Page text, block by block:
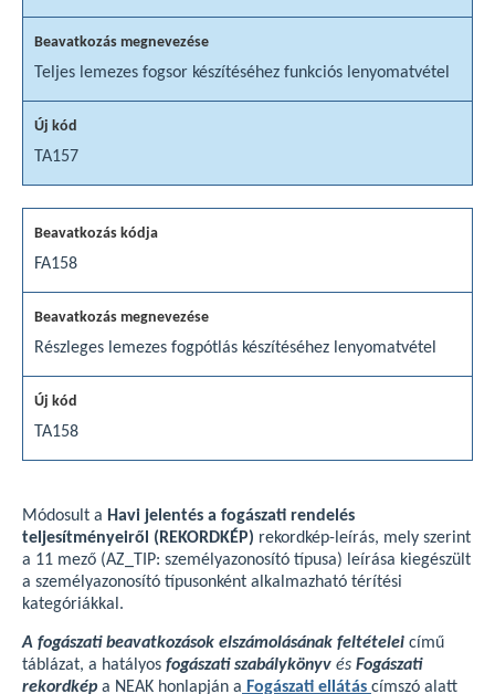
Teljes lemezes fogsor készítéséhez funkciós lenyomatvétel
TA157
FA158
Részleges lemezes fogpótlás készítéséhez lenyomatvétel
TA158
Módosult a Havi jelentés a fogászati rendelés
teljesítményeiről
(REKORDKÉP) rekordkép-leírás, mely szerint
a 11 mező (AZ_TIP: személyazonosító típusa) leírása kiegészült
a személyazonosító típusonként alkalmazható térítési
kategóriákkal.
A fogászati beavatkozások elszámolásának feltételei című
táblázat, a hatályos fogászati szabálykönyv és Fogászati
rekordkép a NEAK honlapján a Fogászati ellátás címszó alatt